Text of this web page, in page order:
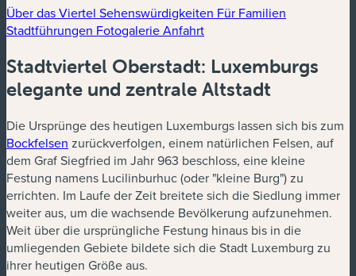
Über das Viertel Sehenswürdigkeiten Für Familien
Stadtführungen FotogalerieAnfahrt
Stadtviertel Oberstadt: Luxemburgs
elegante und zentrale Altstadt
Die Ursprünge des heutigen Luxemburgs lassen sich bis zum
Bockfelsen zurückverfolgen, einem natürlichen Felsen, auf
dem Graf Siegfried im Jahr 963 beschloss, eine kleine
Festung namens Lucilinburhuc (oder "kleine Burg") zu
errichten. Im Laufe der Zeit breitete sich die Siedlung immer
weiter aus, um die wachsende Bevölkerung aufzunehmen.
Weit über die ursprüngliche Festung hinaus bis in die
umliegenden Gebiete bildete sich die Stadt Luxemburg zu
ihrer heutigen Größe aus.